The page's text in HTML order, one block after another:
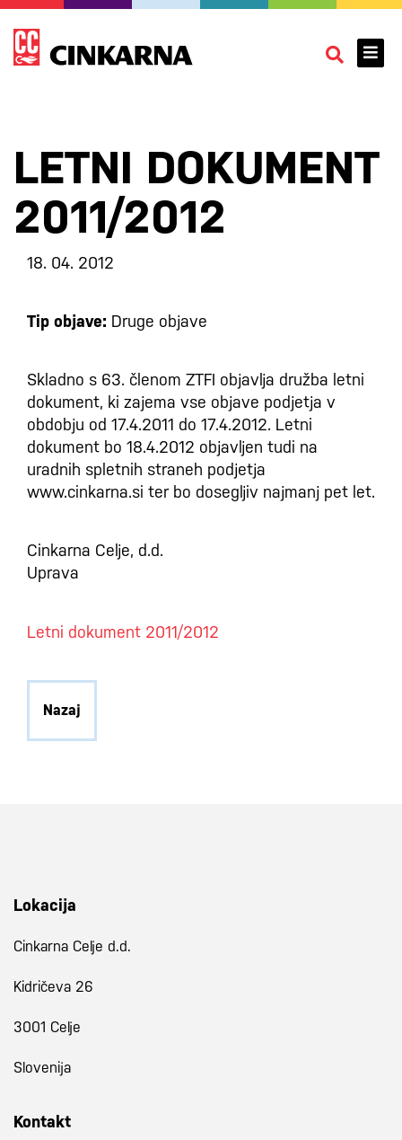
LETNI DOKUMENT
2011/2012
18. 04. 2012
Tip objave: Druge objave
Skladno s 63. členom ZTFI objavlja družba letni
dokument, ki zajema vse objave podjetja v
obdobju od 17.4.2011 do 17.4.2012. Letni
dokument bo 18.4.2012 objavljen tudi na
uradnih spletnih straneh podjetja
www.cinkarna.si ter bo dosegljiv najmanj pet let.
Cinkarna Celje, d.d.
Uprava
Letni dokument 2011/2012
Nazaj
Lokacija
Cinkarna Celje d.d.
Kidričeva 26
3001 Celje
Slovenija
Kontakt